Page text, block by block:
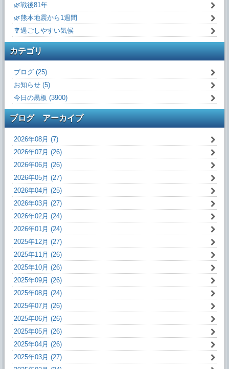
🌿戦後81年
🌿熊本地震から1週間
🎐過ごしやすい気候
カテゴリ
ブログ (25)
お知らせ (5)
今日の黒板 (3900)
ブログ アーカイブ
2026年08月 (7)
2026年07月 (26)
2026年06月 (26)
2026年05月 (27)
2026年04月 (25)
2026年03月 (27)
2026年02月 (24)
2026年01月 (24)
2025年12月 (27)
2025年11月 (26)
2025年10月 (26)
2025年09月 (26)
2025年08月 (24)
2025年07月 (26)
2025年06月 (26)
2025年05月 (26)
2025年04月 (26)
2025年03月 (27)